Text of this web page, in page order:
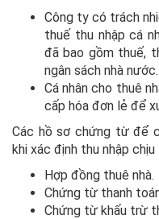
Công ty có trách
thuế thu nhập cá
đã bao gồm thuế,
ngân sách nhà nước.
Cá nhân cho thuê
cấp hóa đơn lẻ để
Các hồ sơ chứng từ để
khi xác định thu nhập
Hợp đồng thuê nhà.
Chứng từ thanh
Chứng từ khấu trừ